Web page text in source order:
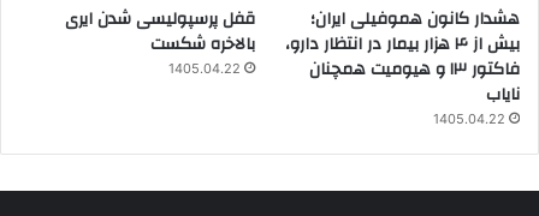
هشدار کانون هموفیلی ایران؛
بیش از ۴ هزار بیمار در انتظار دارو،
فاکتور ۱۳ و هیومیت همچنان
نایاب
1405.04.22
قفل پرسپولیسی شدن ایری
بالاخره شکست
1405.04.22